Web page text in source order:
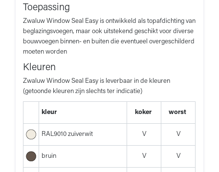
Toepassing
Zwaluw Window Seal Easy is ontwikkeld als topafdichting van
beglazingsvoegen, maar ook uitstekend geschikt voor diverse
bouwvoegen binnen- en buiten die eventueel overgeschilderd
moeten worden
Kleuren
Zwaluw Window Seal Easy is leverbaar in de kleuren
(getoonde kleuren zijn slechts ter indicatie)
kleur koker worst
RAL9010 zuiverwit V V
bruin V V